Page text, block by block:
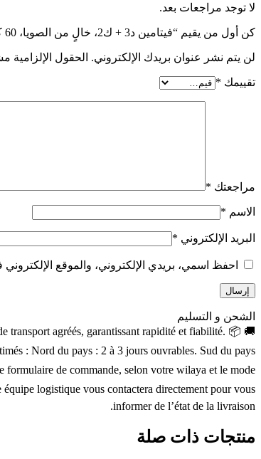
لا توجد مراجعات بعد.
كن أول من يقيم “فيتامين د3 + ك2، خالٍ من الصويا، 60 كبسولة نباتية Solary”
لن يتم نشر عنوان بريدك الإلكتروني. الحقول الإلزامية
تقييمك *
مراجعتك *
الاسم *
البريد الإلكتروني *
احفظ اسمي، بريدي الإلكتروني، والموقع
الشحن و التسليم
transport agréés, garantissant rapidité et fiabilité. 📦
: Nord du pays : 2 à 3 jours ouvrables. Sud du pays
formulaire de commande, selon votre wilaya et le mode
logistique vous contactera directement pour vous
informer de l’état de la livraison.
منتجات ذات صلة